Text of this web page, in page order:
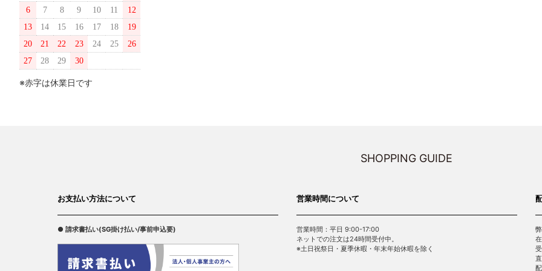
6 7 8 9 10 11
12
13
14 15 16 17 18
19
20
21 22 23 24 25
26
27
28 29 30
※赤字は休業日です
SHOPPING GUIDE
お支払い方法について
● 請求書払い(SG掛け払い/事前申込要)
営業時間について
営業時間：平日 9:00-17:00
ネットでの注文は24時間受付中。
※土日祝祭日・夏季休暇・年末年始休暇を除く